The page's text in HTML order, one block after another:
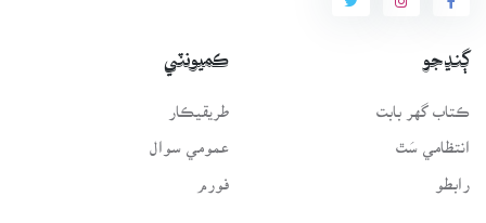
ڳنڍجو
ڪتاب گهر بابت
انتظامي سَٿ
رابطو
ڪميونٽي
طريقيڪار
عمومي سوال
فورم